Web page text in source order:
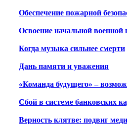
Обеспечение пожарной
Освоение начальной военной
Когда музыка сильнее смерти
Дань памяти и уважения
«Команда будущего» –
Сбой в системе банковских
Верность клятве: подвиг